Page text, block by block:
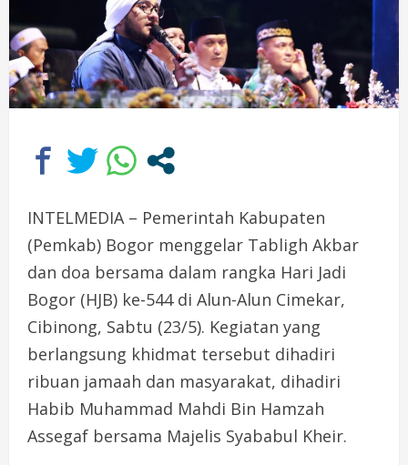
INTELMEDIA – Pemerintah Kabupaten
(Pemkab) Bogor menggelar Tabligh Akbar
dan doa bersama dalam rangka Hari Jadi
Bogor (HJB) ke-544 di Alun-Alun Cimekar,
Cibinong, Sabtu (23/5). Kegiatan yang
berlangsung khidmat tersebut dihadiri
ribuan jamaah dan masyarakat, dihadiri
Habib Muhammad Mahdi Bin Hamzah
Assegaf bersama Majelis Syababul Kheir.